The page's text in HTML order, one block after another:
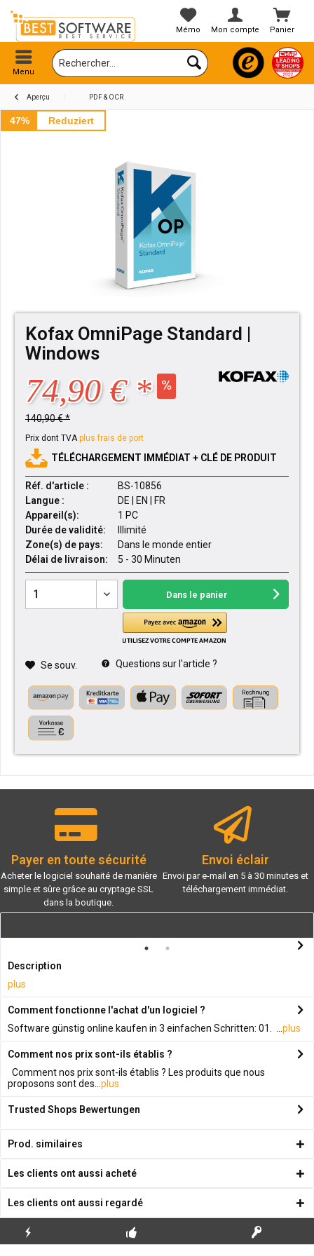
Panier
Mémo Mon compte
Menu
Aperçu PDF & OCR
47% Reduziert
Kofax OmniPage Standard |
Windows
74,90 € *
140,90 € *
Prix dont TVAplus frais de port
TÉLÉCHARGEMENT IMMÉDIAT + CLÉ DE PRODUIT
Réf. d'article :
BS-10856
Langue :
DE | EN | FR
Appareil(s):
1 PC
Durée de validité:
Illimité
Zone(s) de pays:
Dans le monde entier
Délai de livraison:
5 - 30 Minuten
Dans le panier
Se souv. Questions sur l'article ?
Payer en toute sécurité
Acheter le logiciel souhaité de manière
simple et sûre grâce au cryptage SSL
dans la boutique.
Envoi éclair
Envoi par e-mail en 5 à 30 minutes et
téléchargement immédiat.
Description
plus
Comment fonctionne l'achat d'un logiciel ?
Software günstig online kaufen in 3 einfachen Schritten: 01. ... plus
Comment nos prix sont-ils établis ?
Comment nos prix sont-ils établis ? Les produits que nous
proposons sont des... plus
Trusted Shops Bewertungen
Prod. similaires
Les clients ont aussi acheté
Les clients ont aussi regardé